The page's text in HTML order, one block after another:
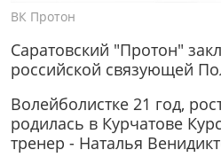
ВК Протон
Саратовский "Протон"
российской связующей
Волейболистке 21 год,
родилась в Курчатове
тренер - Наталья